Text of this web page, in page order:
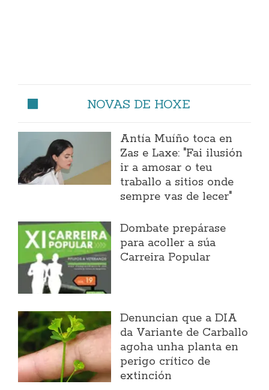
NOVAS DE HOXE
Antía Muíño toca en
Zas e Laxe: "Fai ilusión
ir a amosar o teu
traballo a sitios onde
sempre vas de lecer"
Dombate prepárase
para acoller a súa
Carreira Popular
Denuncian que a DIA
da Variante de Carballo
agoha unha planta en
perigo crítico de
extinción